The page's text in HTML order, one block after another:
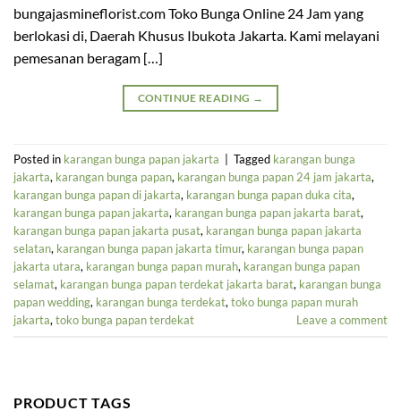
bungajasmineflorist.com Toko Bunga Online 24 Jam yang
berlokasi di, Daerah Khusus Ibukota Jakarta. Kami melayani
pemesanan beragam […]
CONTINUE READING →
Posted in karangan bunga papan jakarta Tagged karangan bunga
jakarta, karangan bunga papan, karangan bunga papan 24 jam jakarta,
karangan bunga papan di jakarta, karangan bunga papan duka cita,
karangan bunga papan jakarta, karangan bunga papan jakarta barat,
karangan bunga papan jakarta pusat, karangan bunga papan jakarta
selatan, karangan bunga papan jakarta timur, karangan bunga papan
jakarta utara, karangan bunga papan murah, karangan bunga papan
selamat, karangan bunga papan terdekat jakarta barat, karangan bunga
papan wedding, karangan bunga terdekat,toko bunga papan murah
jakarta,toko bunga papan terdekat Leave a comment
PRODUCT TAGS